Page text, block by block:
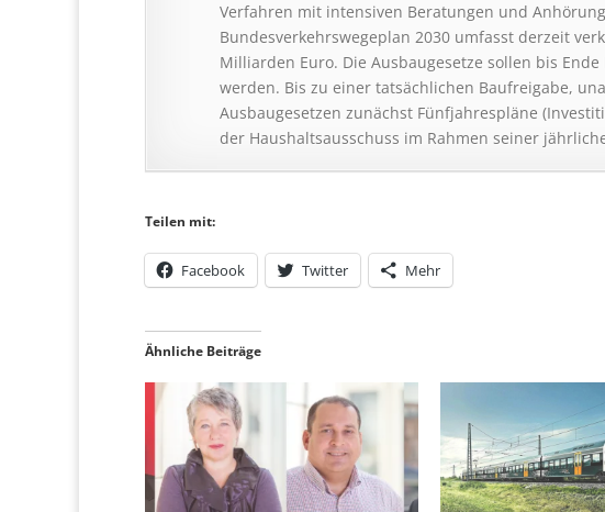
Verfahren mit intensiven Beratungen und
Bundesverkehrswegeplan 2030 umfasst derzeit
Milliarden Euro. Die Ausbaugesetze sollen bis
werden. Bis zu einer tatsächlichen Baufreigabe,
Ausbaugesetzen zunächst Fünfjahrespläne
der Haushaltsausschuss im Rahmen seiner
Teilen mit:
Facebook Twitter Mehr
Ähnliche Beiträge